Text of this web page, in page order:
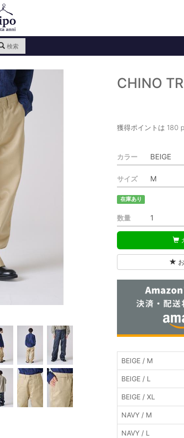
検索
CHINO
獲得ポイントは 180
カラー
サイズ
在庫あり
数量
BEIGE / M
BEIGE / L
BEIGE / XL
NAVY / M
NAVY / L